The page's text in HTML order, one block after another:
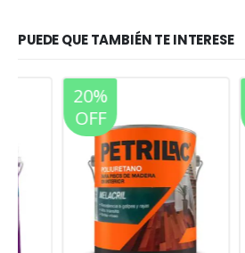
PUEDE QUE TAMBIÉN TE INTERESE
OFF
OFF